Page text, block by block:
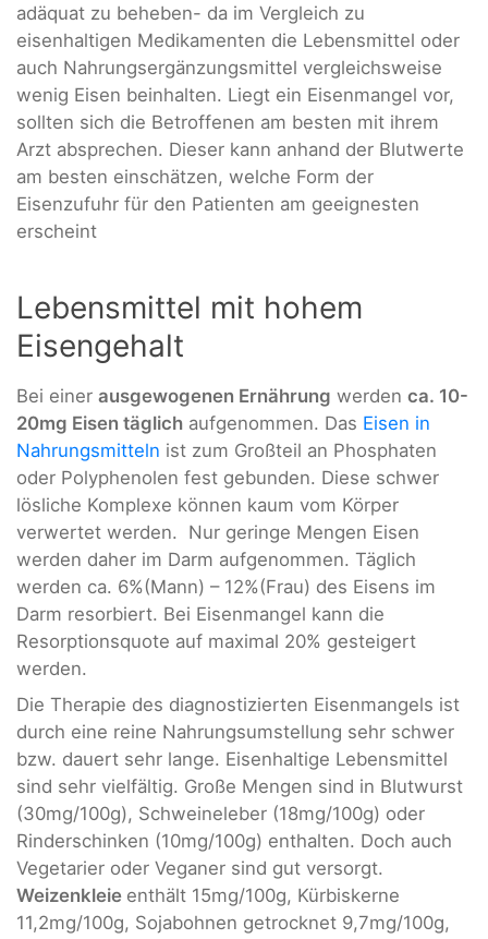
adäquat zu beheben- da im Vergleich zu
eisenhaltigen Medikamenten die Lebensmittel oder
auch Nahrungsergänzungsmittel vergleichsweise
wenig Eisen beinhalten. Liegt ein Eisenmangel vor,
sollten sich die Betroffenen am besten mit ihrem
Arzt absprechen. Dieser kann anhand der Blutwerte
am besten einschätzen, welche Form der
Eisenzufuhr für den Patienten am geeignesten
erscheint
Lebensmittel mit hohem
Eisengehalt
Bei einer ausgewogenen Ernährung werden ca. 10-
20mg Eisen täglich aufgenommen. Das Eisen in
Nahrungsmitteln ist zum Großteil an Phosphaten
oder Polyphenolen fest gebunden. Diese schwer
lösliche Komplexe können kaum vom Körper
verwertet werden. Nur geringe Mengen Eisen
werden daher im Darm aufgenommen. Täglich
werden ca. 6%(Mann) – 12%(Frau) des Eisens im
Darm resorbiert. Bei Eisenmangel kann die
Resorptionsquote auf maximal 20% gesteigert
werden.
Die Therapie des diagnostizierten Eisenmangels ist
durch eine reine Nahrungsumstellung sehr schwer
bzw. dauert sehr lange. Eisenhaltige Lebensmittel
sind sehr vielfältig. Große Mengen sind in Blutwurst
(30mg/100g), Schweineleber (18mg/100g) oder
Rinderschinken (10mg/100g) enthalten. Doch auch
Vegetarier oder Veganer sind gut versorgt.
Weizenkleie enthält 15mg/100g, Kürbiskerne
11,2mg/100g, Sojabohnen getrocknet 9,7mg/100g,